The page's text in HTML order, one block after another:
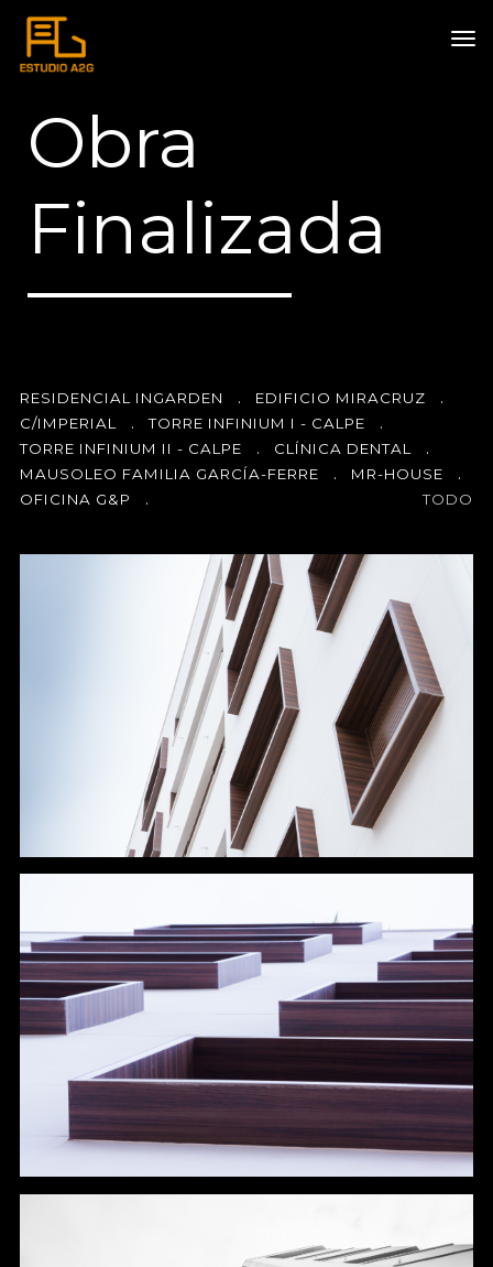
INICIO
PROYECTOS
CONCURSOS + BOCETOS
OBRA FINALIZADA
Obra
Finalizada
RESIDENCIAL INGARDEN . EDIFICIO MIRACRUZ .
C/IMPERIAL . TORRE INFINIUM I - CALPE .
TORRE INFINIUM II - CALPE . CLÍNICA DENTAL .
MAUSOLEO FAMILIA GARCÍA-FERRE . MR-HOUSE .
OFICINA G&P . TODO